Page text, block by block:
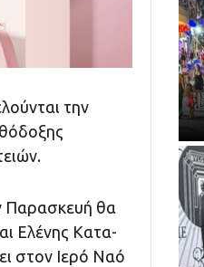
την
Παρασκευή θα
Ελένης Κα­τα­
στον Ιερό Να­ό